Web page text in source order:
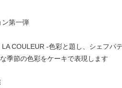
ン第一弾
COULEUR -色彩と題し、シェフ
季節の色彩をケーキで表現します